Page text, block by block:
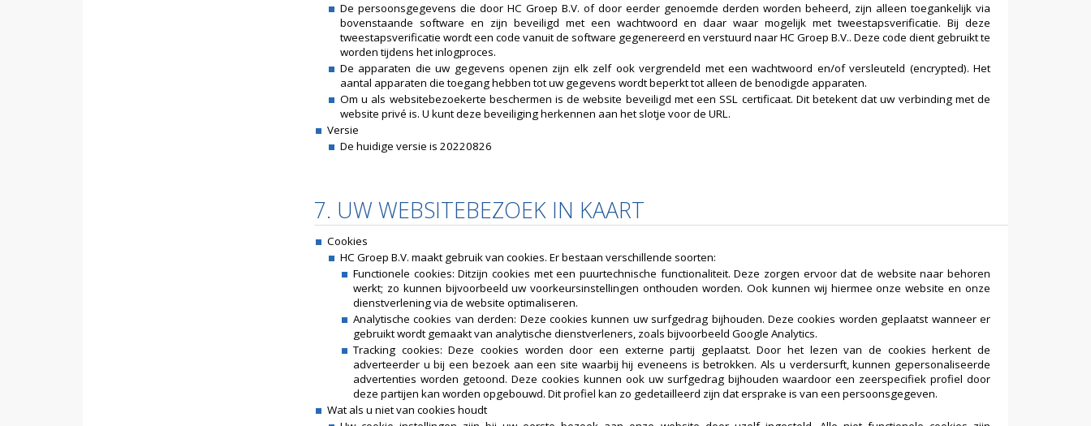
De persoonsgegevens die door HC Groep B.V. of door eerder genoemde derden worden beheerd, zijn alleen toegankelijk via
bovenstaande software en zijn beveiligd met een wachtwoord en daar waar mogelijk met tweestapsverificatie. Bij deze
tweestapsverificatie wordt een code vanuit de software gegenereerd en verstuurd naar HC Groep B.V.. Deze code dient gebruikt te
worden tijdens het inlogproces.
De apparaten die uw gegevens openen zijn elk zelf ook vergrendeld met een wachtwoord en/of versleuteld (encrypted). Het
aantal apparaten die toegang hebben tot uw gegevens wordt beperkt tot alleen de benodigde apparaten.
Om u als websitebezoekerte beschermen is de website beveiligd met een SSL certificaat. Dit betekent dat uw verbinding met de
website privé is. U kunt deze beveiliging herkennen aan het slotje voor de URL.
Versie
De huidige versie is 20220826
7. UW WEBSITEBEZOEK IN KAART
Cookies
HC Groep B.V. maakt gebruik van cookies. Er bestaan verschillende soorten:
Functionele cookies: Ditzijn cookies met een puurtechnische functionaliteit. Deze zorgen ervoor dat de website naar behoren
werkt; zo kunnen bijvoorbeeld uw voorkeursinstellingen onthouden worden. Ook kunnen wij hiermee onze website en onze
dienstverlening via de website optimaliseren.
Analytische cookies van derden: Deze cookies kunnen uw surfgedrag bijhouden. Deze cookies worden geplaatst wanneer er
gebruikt wordt gemaakt van analytische dienstverleners, zoals bijvoorbeeld Google Analytics.
Tracking cookies: Deze cookies worden door een externe partij geplaatst. Door het lezen van de cookies herkent de
adverteerder u bij een bezoek aan een site waarbij hij eveneens is betrokken. Als u verdersurft, kunnen gepersonaliseerde
advertenties worden getoond. Deze cookies kunnen ook uw surfgedrag bijhouden waardoor een zeerspecifiek profiel door
deze partijen kan worden opgebouwd. Dit profiel kan zo gedetailleerd zijn dat ersprake is van een persoonsgegeven.
Wat als u niet van cookies houdt